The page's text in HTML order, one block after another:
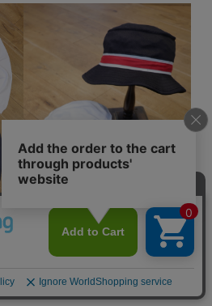
C
CHALLENGER　「LINE HAT」
バケットハット
¥8,580 (税込)